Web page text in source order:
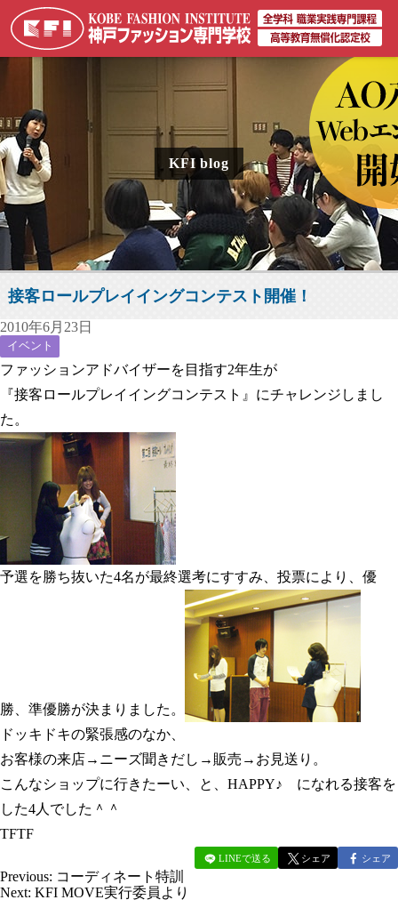
KFI blog
接客ロールプレイイングコンテスト開催！
2010年6月23日
イベント
ファッションアドバイザーを目指す2年生が
『接客ロールプレイイングコンテスト』にチャレンジしまし
た。
予選を勝ち抜いた4名が最終選考にすすみ、投票により、優
勝、準優勝が決まりました。
ドッキドキの緊張感のなか、
お客様の来店→ニーズ聞きだし→販売→お見送り。
こんなショップに行きたーい、と、HAPPY♪ になれる接客を
した4人でした＾＾
TFTF
LINEで送る シェア シェア
Previous: コーディネート特訓
Next: KFI MOVE実行委員より